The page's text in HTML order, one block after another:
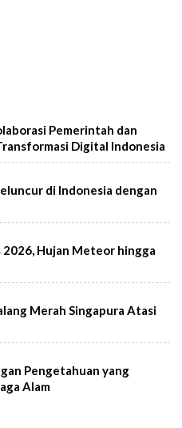
Pemerintah dan
Digital Indonesia
di Indonesia dengan
Hujan Meteor hingga
Merah Singapura Atasi
Pengetahuan yang
Alam